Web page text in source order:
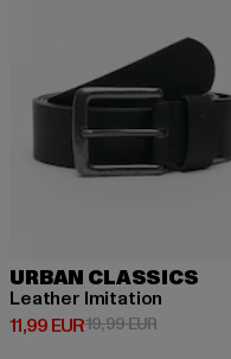
URBAN CLASSICS
Leather Imitation
11,99 EUR
Derzeitiger Preis: 11,99 EUR
19,99 EUR